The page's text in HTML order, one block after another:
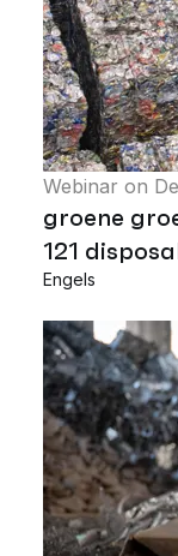
Webinar on
groene
121
Engels